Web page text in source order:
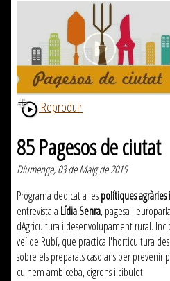
Reproduir
85 Pagesos de ciutat
Diumenge, 03 de Maig de 2015
Programa dedicat a lespolítiques
entrevista a Lídia Senra, pagesa i
dAgricultura i desenvolupament rural.
veí de Rubí, que practica l'horticultura
sobre els preparats casolans per prevenir
cuinem amb ceba, cigrons i cibulet.